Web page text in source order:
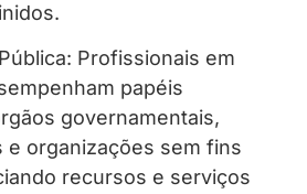
Profissionais em
papéis
governamentais,
e organizações sem fins
recursos e serviços